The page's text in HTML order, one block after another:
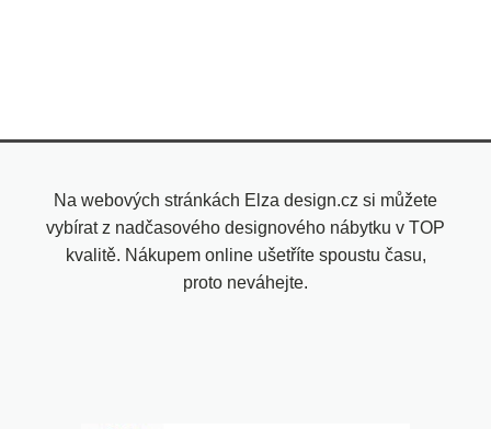
Na webových stránkách Elza design.cz si můžete
vybírat z nadčasového designového nábytku v TOP
kvalitě. Nákupem online ušetříte spoustu času,
proto neváhejte.